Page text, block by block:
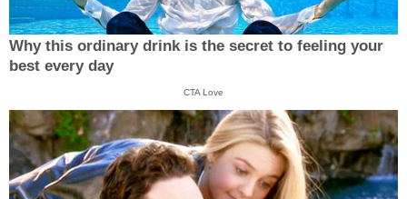
Why this ordinary drink is the secret to feeling your
best every day
CTA Love